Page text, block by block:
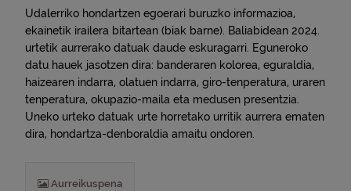
Udalerriko hondartzen egoerari buruzko informazioa,
ekainetik irailera bitartean (biak barne). Baliabidean 2024.
urtetik aurrerako datuak daude eskuragarri. Eguneroko
datu hauek jasotzen dira: banderaren kolorea, eguraldia,
haizearen indarra, olatuen indarra, giro-tenperatura, uraren
tenperatura, okupazio-maila eta medusen presentzia.
Uneko urteko datuak urte horretako urritik aurrera ematen
dira, hondartza-denboraldia amaitu ondoren.
Aurreikuspena